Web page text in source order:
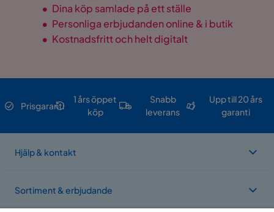
• Dina köp samlade på ett ställe
• Personliga erbjudanden online & i butik
• Kostnadsfritt och helt digitalt
Prisgaranti
1 års öppet
köp
Snabb
leverans
Upp till 20 års
garanti
Hjälp & kontakt
Sortiment & erbjudande